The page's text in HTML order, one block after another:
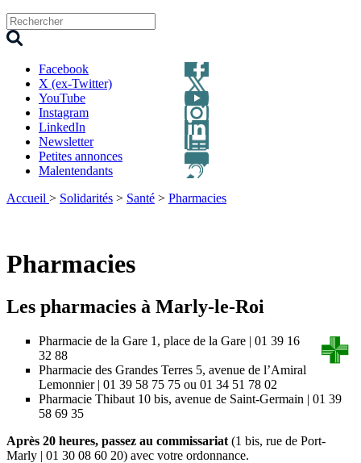
Facebook
X (ex-Twitter)
YouTube
Instagram
LinkedIn
Newsletter
Petites annonces
Malentendants
Accueil > Solidarités > Santé > Pharmacies
Pharmacies
Les pharmacies à Marly-le-Roi
Pharmacie de la Gare 1, place de la Gare | 01 39 16
32 88
Pharmacie des Grandes Terres 5, avenue de l’Amiral
Lemonnier | 01 39 58 75 75 ou 01 34 51 78 02
Pharmacie Thibaut 10 bis, avenue de Saint-Germain | 01 39
58 69 35
Après 20 heures, passez au commissariat (1 bis, rue de Port-
Marly | 01 30 08 60 20) avec votre ordonnance.